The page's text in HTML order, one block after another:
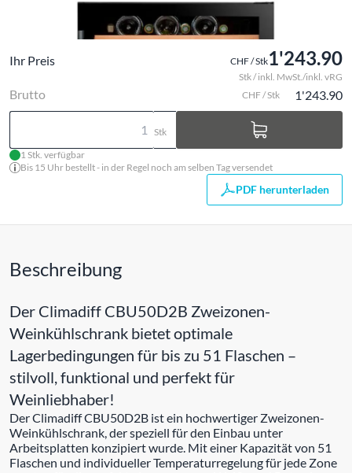
Ihr Preis CHF / Stk1'243.90
Stk / inkl. MwSt./inkl. vRG
Brutto CHF / Stk 1'243.90
Stk
1 Stk. verfügbar
Bis 15 Uhr bestellt - in der Regel noch am selben Tag versendet
PDF herunterladen
Beschreibung
Der Climadiff CBU50D2B Zweizonen-
Weinkühlschrank bietet optimale
Lagerbedingungen für bis zu 51 Flaschen –
stilvoll, funktional und perfekt für
Weinliebhaber!
Der Climadiff CBU50D2B ist ein hochwertiger Zweizonen-
Weinkühlschrank, der speziell für den Einbau unter
Arbeitsplatten konzipiert wurde. Mit einer Kapazität von 51
Flaschen und individueller Temperaturregelung für jede Zone